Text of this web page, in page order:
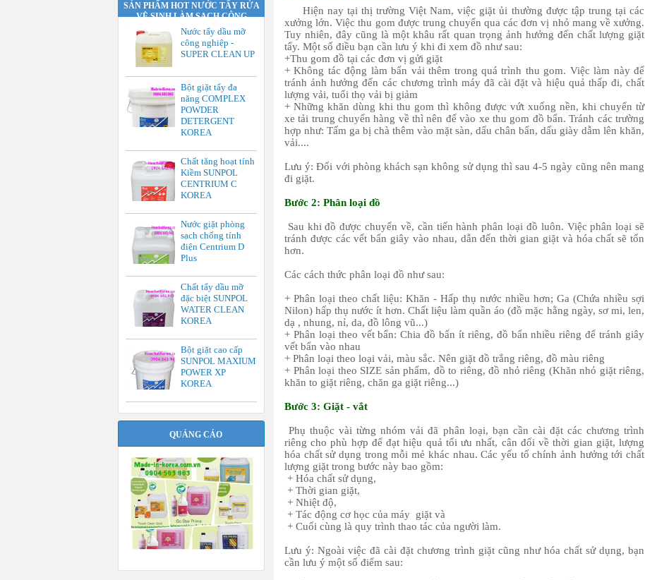
SẢN PHẨM HOT NƯỚC TẨY RỬA
VỆ SINH LÀM SẠCH CÔNG
NGHIỆP.
Nước tẩy dầu mỡ
công nghiệp -
SUPER CLEAN UP
Bột giặt tẩy đa
năng COMPLEX
POWDER
DETERGENT
KOREA
Chất tăng hoạt tính
Kiềm SUNPOL
CENTRIUM C
KOREA
Nước giặt phòng
sạch chống tính
điện Centrium D
Plus
Chất tẩy dầu mỡ
đặc biệt SUNPOL
WATER CLEAN
KOREA
Bột giặt cao cấp
SUNPOL MAXIUM
POWER XP
KOREA
QUẢNG CÁO
Hiện nay tại thị trường Việt Nam, việc giặt ủi thường được tập trung tại các
xưởng lớn. Việc thu gom được trung chuyển qua các đơn vị nhỏ mang về xưởng.
Tuy nhiên, đây cũng là một khâu rất quan trọng ảnh hưởng đến chất lượng giặt
tẩy. Một số điều bạn cần lưu ý khi đi xem đồ như sau:
+Thu gom đồ tại các đơn vị gửi giặt
+ Không tác động làm bẩn vải thêm trong quá trình thu gom. Việc làm này để
tránh ảnh hưởng đến các chương trình máy đã cài đặt và hiệu quả thấp đi, chất
lượng vải, tuổi thọ vải bị giảm
+ Những khăn dùng khi thu gom thì không được vứt xuống nền, khi chuyển từ
xe tải trung chuyển hàng về thì nên để vào xe thu gom đồ bẩn. Tránh các trường
hợp như: Tấm ga bị chà thêm vào mặt sàn, dấu chân bẩn, dấu giày dẫm lên khăn,
vải....
Lưu ý: Đối với phòng khách sạn không sử dụng thì sau 4-5 ngày cũng nên mang
đi giặt.
Bước 2: Phân loại đồ
Sau khi đồ được chuyển về, cần tiến hành phân loại đồ luôn. Việc phân loại sẽ
tránh được các vết bẩn giây vào nhau, dẫn đến thời gian giặt và hóa chất sẽ tốn
hơn.
Các cách thức phân loại đồ như sau:
+ Phân loại theo chất liệu: Khăn - Hấp thụ nước nhiều hơn; Ga (Chứa nhiều sợi
Nilon) hấp thụ nước ít hơn. Chất liệu làm quần áo (đồ mặc hằng ngày, sơ mi, len,
dạ , nhung, nỉ, da, đồ lông vũ...)
+ Phân loại theo vết bẩn: Chia đồ bẩn ít riêng, đồ bẩn nhiều riêng để tránh giây
vết bẩn vào nhau
+ Phân loại theo loại vải, màu sắc. Nên giặt đồ trắng riêng, đồ màu riêng
+ Phân loại theo SIZE sản phẩm, đồ to riêng, đồ nhỏ riêng (Khăn nhỏ giặt riêng,
khăn to giặt riêng, chăn ga giặt riêng...)
Bước 3: Giặt - vắt
Phụ thuộc vài từng nhóm vải đã phân loại, bạn cần cài đặt các chương trình
riêng cho phù hợp để đạt hiệu quả tối ưu nhất, cân đối về thời gian giặt, lượng
hóa chất sử dụng trong mỗi mẻ khác nhau. Các yếu tố chính ảnh hưởng tới chất
lượng giặt trong bước này bao gồm:
+ Hóa chất sử dụng,
+ Thời gian giặt,
+ Nhiệt độ,
+ Tác động cơ học của máy giặt và
+ Cuối cùng là quy trình thao tác của người làm.
Lưu ý: Ngoài việc đã cài đặt chương trình giặt cũng như hóa chất sử dụng, bạn
cần lưu ý một số điểm sau: